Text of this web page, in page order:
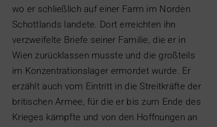
wo er schließlich auf einer Farm im Norden
Schottlands landete. Dort erreichten ihn
verzweifelte Briefe seiner Familie, die er in
Wien zurücklassen musste und die großteils
im Konzentrationslager ermordet wurde. Er
erzählt auch vom Eintritt in die Streitkräfte der
britischen Armee, für die er bis zum Ende des
Krieges kämpfte und von den Hoffnungen an